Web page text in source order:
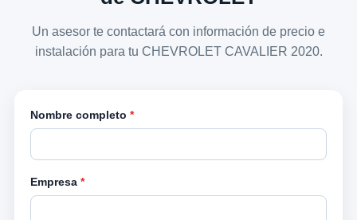
Un asesor te contactará con información de precio e
instalación para tu CHEVROLET CAVALIER 2020.
Nombre completo *
Empresa *